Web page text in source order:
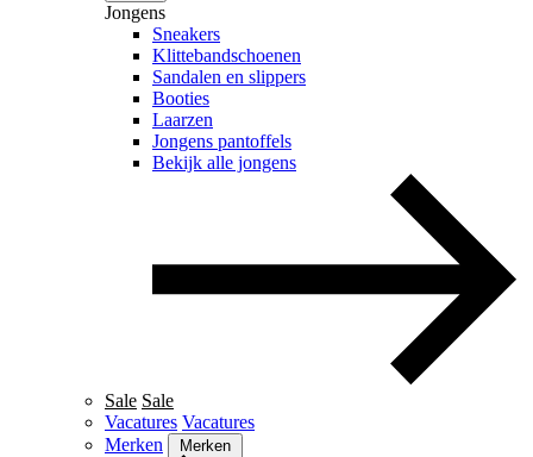
Jongens
Sneakers
Klittebandschoenen
Sandalen en slippers
Booties
Laarzen
Jongens pantoffels
Bekijk alle jongens
Sale Sale
Vacatures Vacatures
Merken
Merken